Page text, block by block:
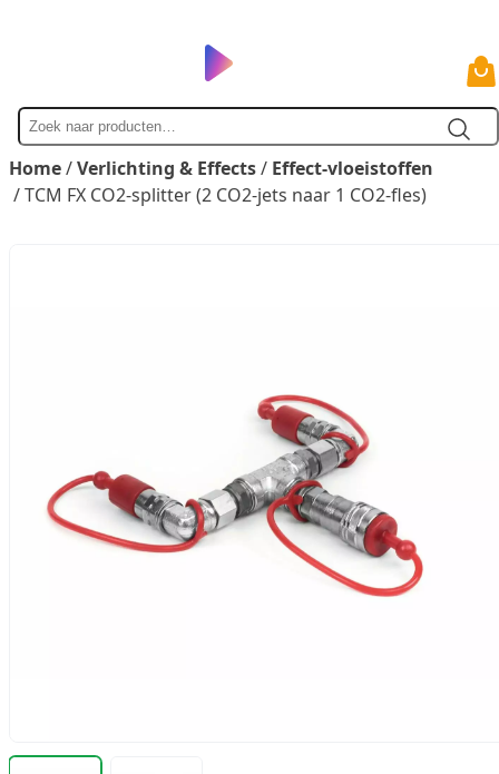
Zoek
naar
Home/Verlichting & Effects/ Effect-vloeistoffen
/ TCM FX CO2-splitter (2 CO2-jets naar 1 CO2-fles)